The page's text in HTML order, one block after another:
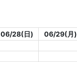
06/28(日) 06/29(月)